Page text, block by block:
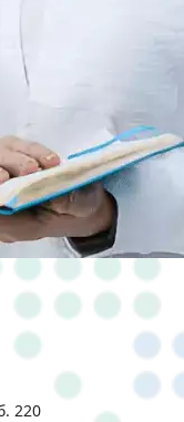
220